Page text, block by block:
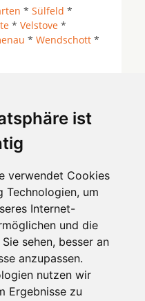
ist
verwendet Cookies
Technologien, um
Internet-
und die
sehen, besser an
anzupassen.
nutzen wir
Ergebnisse zu
* Sülfeld *
* Velstove *
* Wendschott *
Wolfsburg
*Cremlingen
Twülpstedt *
am Elm
Rötgesbüttel *Rühen
Tiddische *Velpke*
*
wurde am 07 August